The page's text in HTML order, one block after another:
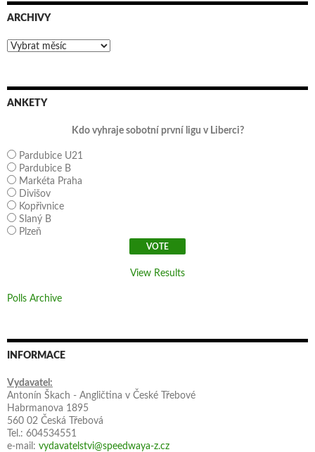
ARCHIVY
Archivy
ANKETY
Kdo vyhraje sobotní první ligu v Liberci?
Pardubice U21
Pardubice B
Markéta Praha
Divišov
Kopřivnice
Slaný B
Plzeň
View Results
Polls Archive
INFORMACE
Vydavatel:
Antonín Škach - Angličtina v České Třebové
Habrmanova 1895
560 02 Česká Třebová
Tel.: 604534551
e-mail: vydavatelstvi@speedwaya-z.cz